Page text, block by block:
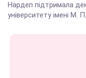
Нардеп підтримала
університету імені М.